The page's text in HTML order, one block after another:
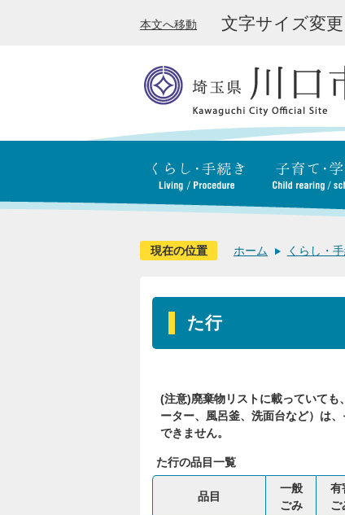
本文へ移動 文字サイズ変更
現在の位置 ホーム くらし・
た行
(注意)廃棄物リストに載っていても
ーター、風呂釜、洗面台など）は
できません。
た行の品目一覧
品目
一般
ごみ
有
ご